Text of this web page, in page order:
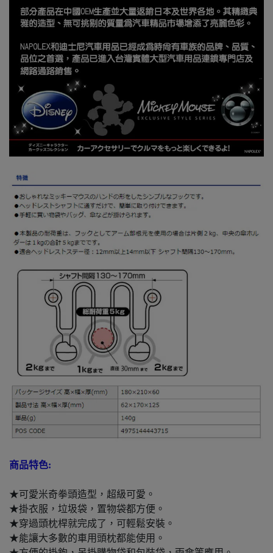
商品特色:
★可愛米奇拳頭造型，超級可愛。
★掛衣服，垃圾袋，置物袋都方便。
★穿過頭枕桿就完成了，可輕鬆安裝。
★能讓大多數的車用頭枕都能使用。